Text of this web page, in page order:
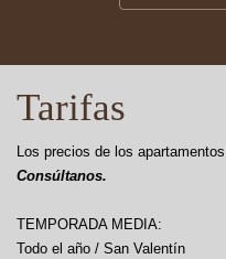
Tarifas
Los precios de los
Consúltanos.
TEMPORADA MEDIA:
Todo el año / San Valentín